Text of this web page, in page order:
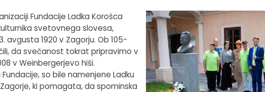
Fundacije Ladka Korošca
svetovnega slovesa,
avgusta 1920 v Zagorju. Ob 105-
da svečanost tokrat pripravimo v
v Weinbergerjevo hiši.
so bile namenjene Ladku
ki pomagata, da spominska